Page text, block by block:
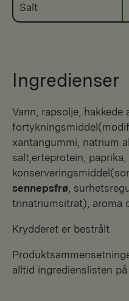
Salt
Ingredienser
vann, rapsolje, hakkede agurker, sukker, eddik,
xantangummi, natrium
salt,erteprotein,
sennepsfrø ,
trinatriumsitrat), aroma
Krydderet er bestrålt
alltid ingredienslisten